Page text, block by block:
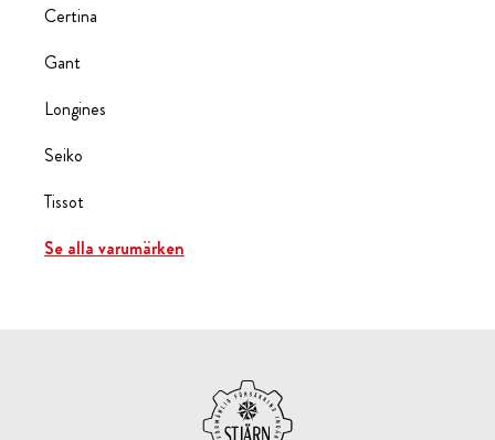
Certina
Gant
Longines
Seiko
Tissot
Se alla varumärken